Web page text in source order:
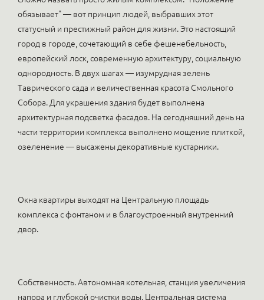
обязывает" — вот принцип людей, выбравших этот
статусный и престижный район для жизни. Это настоящий
город в городе, сочетающий в себе фешенебельность,
европейский лоск, современную архитектуру, социальную
однородность. В двух шагах — изумрудная зелень
Таврического сада и величественная красота Смольного
Собора. Для украшения здания будет выполнена
архитектурная подсветка фасадов. На сегодняшний день на
части территории комплекса выполнено мощение плиткой,
озеленение — высажены декоративные кустарники.
Окна квартиры выходят на Центральную площадь
комплекса с фонтаном и в благоустроенный внутренний
двор.
Собственность. Автономная котельная, станция увеличения
напора и глубокой очистки воды. Центральная система